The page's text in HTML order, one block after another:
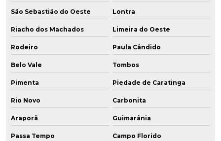
São Sebastião do Oeste Lontra
Riacho dos Machados Limeira do Oeste
Rodeiro Paula Cândido
Belo Vale Tombos
Pimenta Piedade de Caratinga
Rio Novo Carbonita
Araporã Guimarânia
Passa Tempo Campo Florido